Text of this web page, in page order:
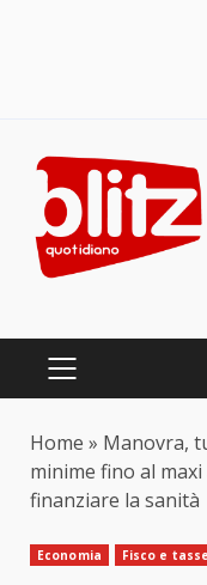
content
PRIMARY
Home » Manovra,
minime fino al
finanziare la sanità
Economia Fisco e tasse